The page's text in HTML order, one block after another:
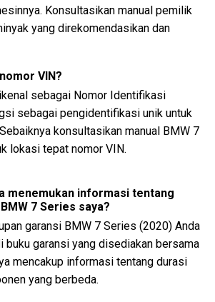
Konsultasikan manual pemilik
yang direkomendasikan dan
VIN?
sebagai Nomor Identifikasi
sebagai pengidentifikasi unik untuk
konsultasikan manual BMW 7
lokasi tepat nomor VIN.
menemukan informasi tentang
7 Series saya?
garansi BMW 7 Series (2020) Anda
buku garansi yang disediakan bersama
mencakup informasi tentang durasi
yang berbeda.